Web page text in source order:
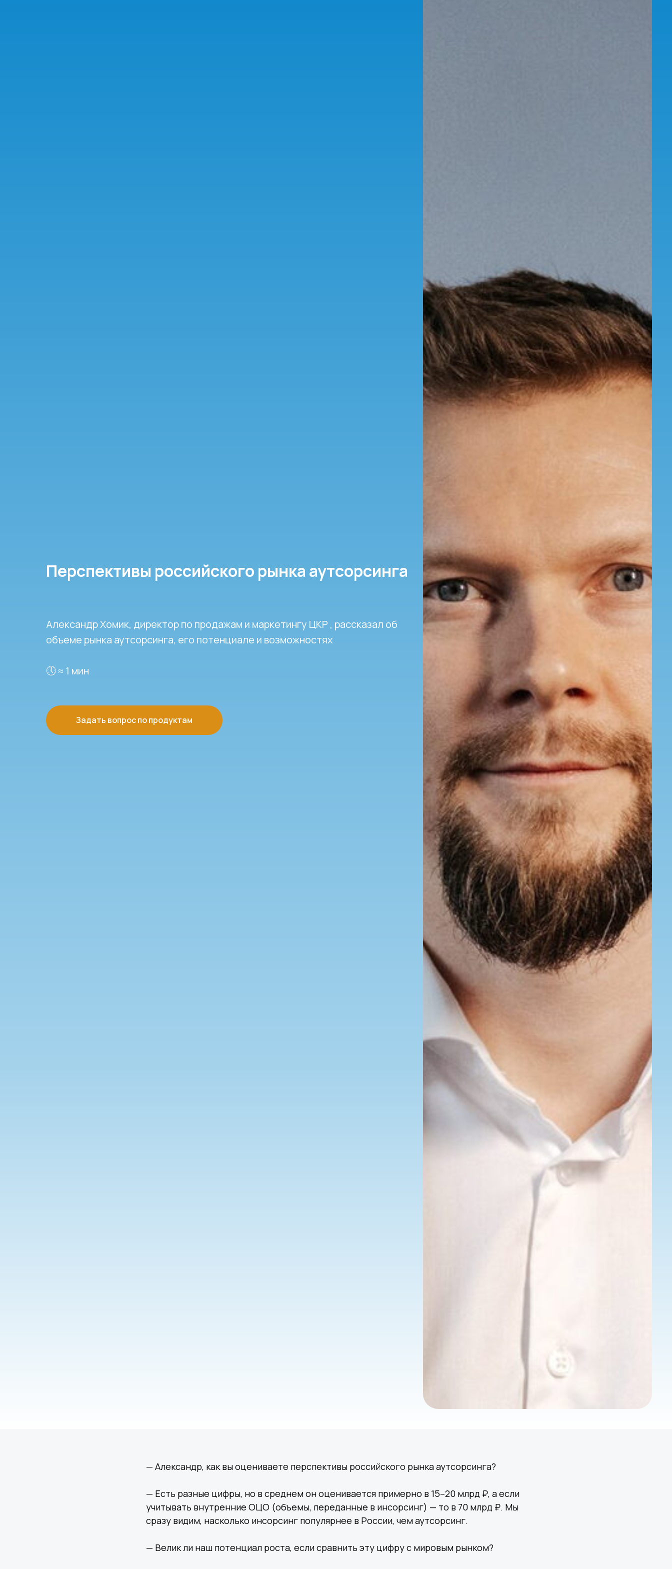
Перспективы российского рынка аутсорсинга
Александр Хомик, директор по продажам и маркетингу ЦКР , рассказал об
объеме рынка аутсорсинга, его потенциале и возможностях
🕔 ≈ 1 мин
Задать вопрос по продуктам
— Александр, как вы оцениваете перспективы российского рынка аутсорсинга?
— Есть разные цифры, но в среднем он оценивается примерно в 15–20 млрд ₽, а если
учитывать внутренние ОЦО (объемы, переданные в инсорсинг) — то в 70 млрд ₽. Мы
сразу видим, насколько инсорсинг популярнее в России, чем аутсорсинг.
— Велик ли наш потенциал роста, если сравнить эту цифру с мировым рынком?